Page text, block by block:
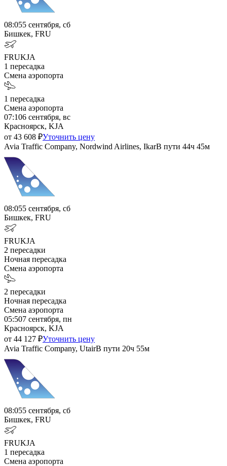
08:055 сентября, сб
Бишкек, FRU
FRUKJA
1 пересадка
Смена аэропорта
1 пересадка
Смена аэропорта
07:106 сентября, вс
Красноярск, KJA
от 43 608 ₽Уточнить цену
Avia Traffic Company, Nordwind Airlines, IkarВ пути 44ч 45м
08:055 сентября, сб
Бишкек, FRU
FRUKJA
2 пересадки
Ночная пересадка
Смена аэропорта
2 пересадки
Ночная пересадка
Смена аэропорта
05:507 сентября, пн
Красноярск, KJA
от 44 127 ₽Уточнить цену
Avia Traffic Company, UtairВ пути 20ч 55м
08:055 сентября, сб
Бишкек, FRU
FRUKJA
1 пересадка
Смена аэропорта